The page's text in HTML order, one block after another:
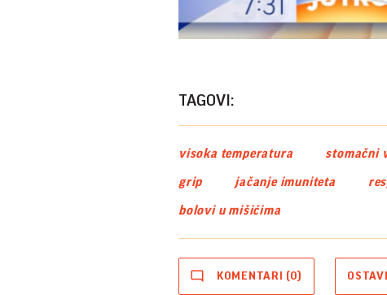
TAGOVI:
visoka temperatura stomačni
grip jačanje imuniteta
bolovi u mišićima
KOMENTARI (0)